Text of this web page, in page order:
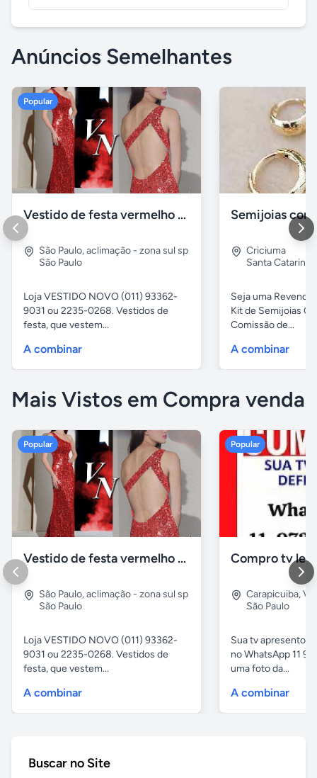
Anúncios Semelhantes
Popular
Vestido de festa vermelho com brilho e pedraria
São Paulo,aclimação - zona sul sp
São Paulo
Loja VESTIDO NOVO (011) 93362-
9031 ou 2235-0268. Vestidos de
festa, que vestem...
A combinar
Criciuma
Santa Catarina
Seja uma
Kit de Semijoias
Comissão de...
A combinar
Mais Vistos em Compra venda
Popular
Vestido de festa vermelho com brilho e pedraria
São Paulo,aclimação - zona sul sp
São Paulo
Loja VESTIDO NOVO (011) 93362-
9031 ou 2235-0268. Vestidos de
festa, que vestem...
A combinar
Popular
Compro tv
Carapicuiba,
São Paulo
Sua tv apresentou
no WhatsApp 11
uma foto da...
A combinar
Buscar no Site